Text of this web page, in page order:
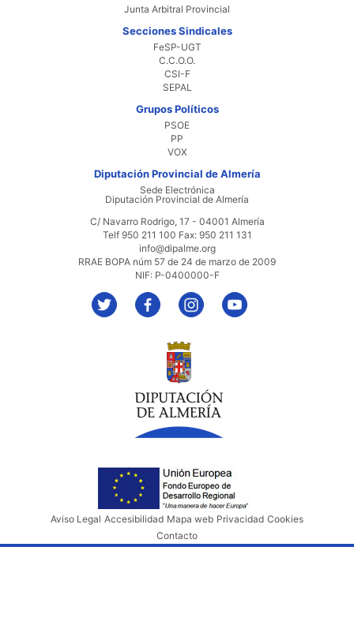
Junta Arbitral Provincial
Secciones Sindicales
FeSP-UGT
C.C.O.O.
CSI-F
SEPAL
Grupos Políticos
PSOE
PP
VOX
Diputación Provincial de Almería
Sede Electrónica
Diputación Provincial de Almería
C/ Navarro Rodrigo, 17 - 04001 Almería
Telf 950 211 100 Fax: 950 211 131
info@dipalme.org
RRAE BOPA núm 57 de 24 de marzo de 2009
NIF: P-0400000-F
Aviso Legal Accesibilidad Mapa web Privacidad Cookies
Contacto